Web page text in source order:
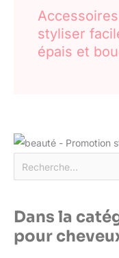
styliser
épais et
Dans la
pour